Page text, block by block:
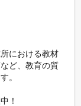
における教材
ど、教育の質
。
！